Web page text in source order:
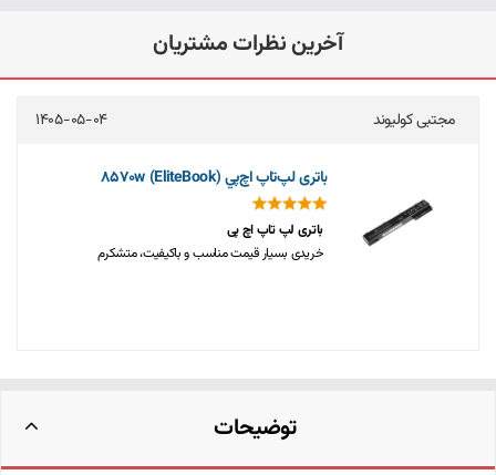
آخرین نظرات مشتریان
مجتبی کولیوند 1405-05-04
باتری لپ‌تاپ اچ‌پي 8570w (EliteBook)
باتری لپ تاپ اچ پی
خریدی بسیار قیمت مناسب و باکیفیت، متشکرم
توضیحات